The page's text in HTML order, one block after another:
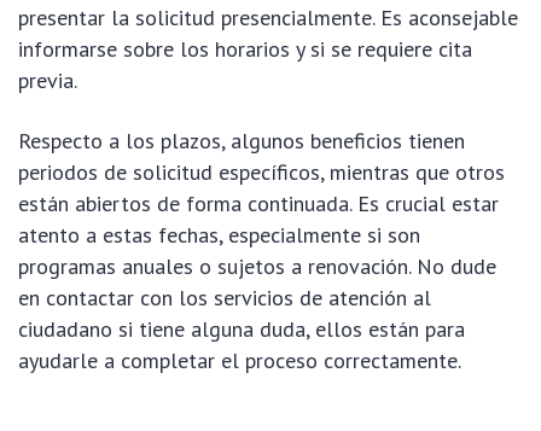
presentar la solicitud presencialmente. Es aconsejable
informarse sobre los horarios y si se requiere cita
previa.
Respecto a los plazos, algunos beneficios tienen
periodos de solicitud específicos, mientras que otros
están abiertos de forma continuada. Es crucial estar
atento a estas fechas, especialmente si son
programas anuales o sujetos a renovación. No dude
en contactar con los servicios de atención al
ciudadano si tiene alguna duda, ellos están para
ayudarle a completar el proceso correctamente.